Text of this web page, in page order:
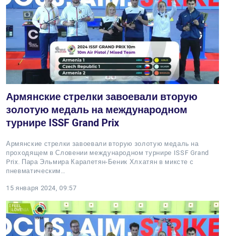
Армянские стрелки завоевали вторую
золотую медаль на международном
турнире ISSF Grand Prix
Армянские стрелки завоевали вторую золотую медаль на
проходящем в Словении международном турнире ISSF Grand
Prix. Пара Эльмира Карапетян-Беник Хлхатян в миксте с
пневматическим…
15 января 2024, 09:57